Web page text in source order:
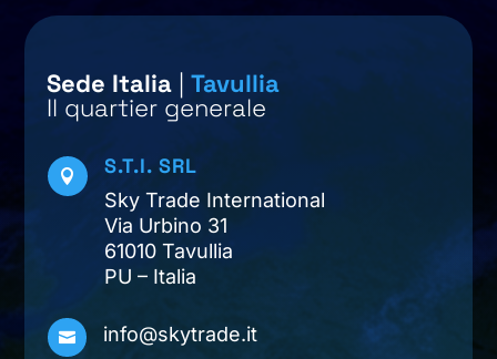
Sede Italia |Tavullia
Il quartier generale
 S.T.I. SRL
Sky Trade International
Via Urbino 31
61010 Tavullia
PU – Italia
 info@skytrade.it